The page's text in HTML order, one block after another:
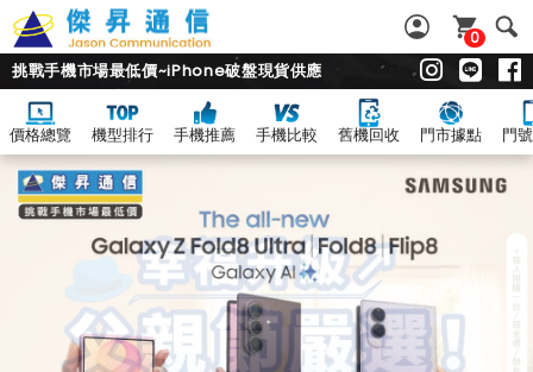
0
挑戰手機市場最低價~iPhone破盤現貨供應
價格總覽 機型排行 手機推薦 手機比較 舊機回收 門市據點 門